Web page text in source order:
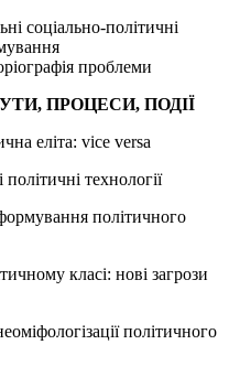
соціально-політичні
проблеми
ПРОЦЕСИ, ПОДІЇ
еліта: vice versa
технології
політичного
класі: нові загрози
політичного